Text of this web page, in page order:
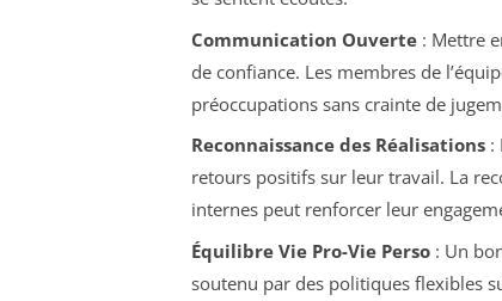
Communication Ouverte: Mettre
de confiance. Les membres de
préoccupations sans crainte de
Reconnaissance des Réalisations:
retours positifs sur leur travail. La
internes peut renforcer leur
Équilibre Vie Pro-Vie Perso: Un
soutenu par des politiques flexibles